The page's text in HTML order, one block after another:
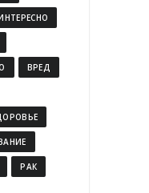
ВРЕД
РАК